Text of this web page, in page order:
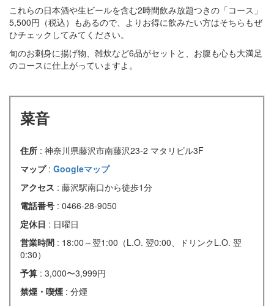
これらの日本酒や生ビールを含む2時間飲み放題つきの「コース」
5,500円（税込）もあるので、よりお得に飲みたい方はそちらもぜ
ひチェックしてみてください。
旬のお刺身に揚げ物、雑炊など6品がセットと、お腹も心も大満足
のコースに仕上がっていますよ。
菜音
住所 : 神奈川県藤沢市南藤沢23-2 マタリビル3F
マップ : Googleマップ
アクセス : 藤沢駅南口から徒歩1分
電話番号 : 0466-28-9050
定休日 : 日曜日
営業時間 : 18:00～翌1:00（L.O. 翌0:00、ドリンクL.O. 翌
0:30）
予算 : 3,000〜3,999円
禁煙・喫煙 : 分煙